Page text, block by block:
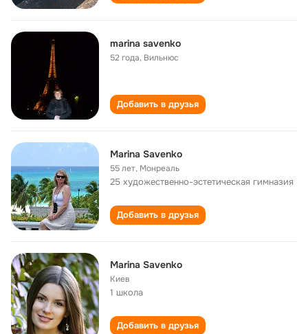
marina savenko
52 года, Вильнюс
Добавить в друзья
Marina Savenko
55 лет, Монреаль
25 художественно-эстетическая гимназия
Добавить в друзья
Marina Savenko
Киев
1 школа
Добавить в друзья